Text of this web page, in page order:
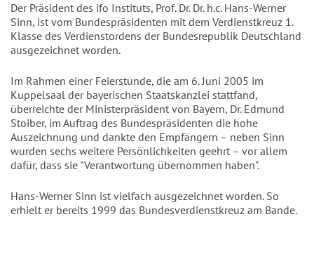
Der Präsident des ifo Instituts, Prof. Dr. Dr. h.c. Hans-Werner
Sinn, ist vom Bundespräsidenten mit dem Verdienstkreuz 1.
Klasse des Verdienstordens der Bundesrepublik Deutschland
ausgezeichnet worden.
Im Rahmen einer Feierstunde, die am 6. Juni 2005 im
Kuppelsaal der bayerischen Staatskanzlei stattfand,
überreichte der Ministerpräsident von Bayern, Dr. Edmund
Stoiber, im Auftrag des Bundespräsidenten die hohe
Auszeichnung und dankte den Empfängern – neben Sinn
wurden sechs weitere Persönlichkeiten geehrt – vor allem
dafür, dass sie "Verantwortung übernommen haben".
Hans-Werner Sinn ist vielfach ausgezeichnet worden. So
erhielt er bereits 1999 das Bundesverdienstkreuz am Bande.